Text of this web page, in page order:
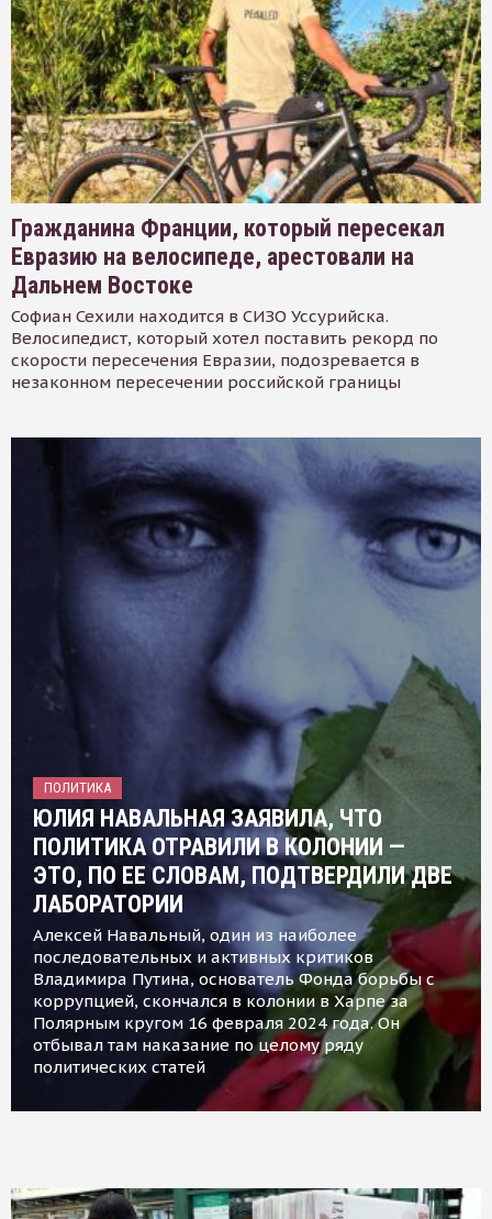
Гражданина Франции, который пересекал
Евразию на велосипеде, арестовали на
Дальнем Востоке
Софиан Сехили находится в СИЗО Уссурийска.
Велосипедист, который хотел поставить рекорд по
скорости пересечения Евразии, подозревается в
незаконном пересечении российской границы
ПОЛИТИКА
ЮЛИЯ НАВАЛЬНАЯ ЗАЯВИЛА, ЧТО
ПОЛИТИКА ОТРАВИЛИ В КОЛОНИИ —
ЭТО, ПО ЕЕ СЛОВАМ, ПОДТВЕРДИЛИ ДВЕ
ЛАБОРАТОРИИ
Алексей Навальный, один из наиболее
последовательных и активных критиков
Владимира Путина, основатель Фонда борьбы с
коррупцией, скончался в колонии в Харпе за
Полярным кругом 16 февраля 2024 года. Он
отбывал там наказание по целому ряду
политических статей